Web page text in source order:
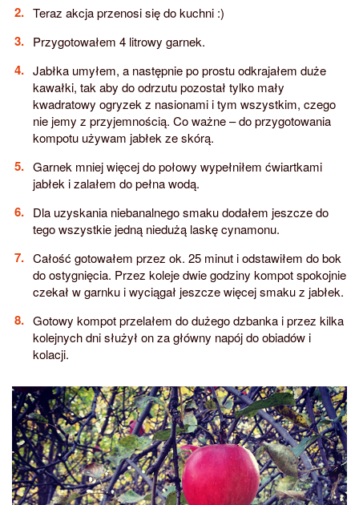
Teraz akcja przenosi się do kuchni :)
Przygotowałem 4 litrowy garnek.
Jabłka umyłem, a następnie po prostu odkrajałem duże
kawałki, tak aby do odrzutu pozostał tylko mały
kwadratowy ogryzek z nasionami i tym wszystkim, czego
nie jemy z przyjemnością. Co ważne – do przygotowania
kompotu używam jabłek ze skórą.
Garnek mniej więcej do połowy wypełniłem ćwiartkami
jabłek i zalałem do pełna wodą.
Dla uzyskania niebanalnego smaku dodałem jeszcze do
tego wszystkie jedną niedużą laskę cynamonu.
Całość gotowałem przez ok. 25 minut i odstawiłem do bok
do ostygnięcia. Przez koleje dwie godziny kompot spokojnie
czekał w garnku i wyciągał jeszcze więcej smaku z jabłek.
Gotowy kompot przelałem do dużego dzbanka i przez kilka
kolejnych dni służył on za główny napój do obiadów i
kolacji.